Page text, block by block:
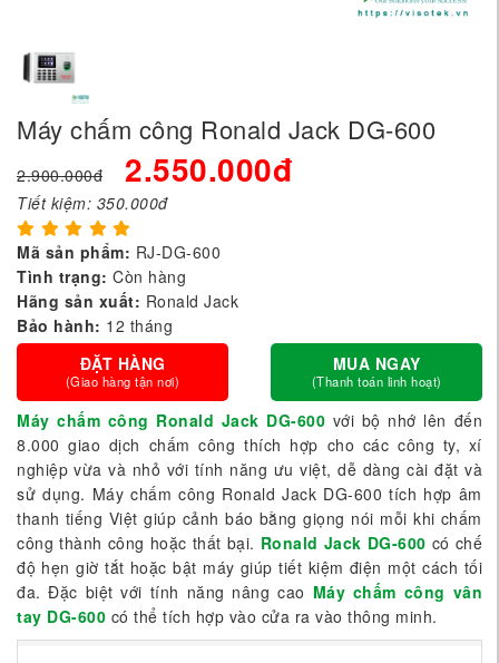
Máy chấm công Ronald Jack DG-600
2.900.000đ 2.550.000đ
Tiết kiệm: 350.000đ
Mã sản phẩm: RJ-DG-600
Tình trạng: Còn hàng
Hãng sản xuất: Ronald Jack
Bảo hành: 12 tháng
ĐẶT HÀNG
(Giao hàng tận nơi)
MUA NGAY
(Thanh toán linh hoạt)
Máy chấm công Ronald Jack DG-600 với bộ nhớ lên đến
8.000 giao dịch chấm công thích hợp cho các công ty, xí
nghiệp vừa và nhỏ với tính năng ưu việt, dễ dàng cài đặt và
sử dụng. Máy chấm công Ronald Jack DG-600 tích hợp âm
thanh tiếng Việt giúp cảnh báo bằng giọng nói mỗi khi chấm
công thành công hoặc thất bại. Ronald Jack DG-600 có chế
độ hẹn giờ tắt hoặc bật máy giúp tiết kiệm điện một cách tối
đa. Đặc biệt với tính năng nâng cao Máy chấm công vân
tay DG-600 có thể tích hợp vào cửa ra vào thông minh.